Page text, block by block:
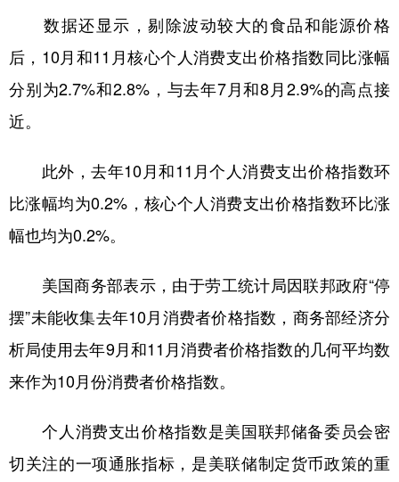
浙江 安徽 福建 江西
山东 河南 湖北 湖南
陕西 甘肃 青海 宁夏
新疆
English Español Français عربى
Русский язык
数据还显示，剔除波动较大的食品和能源价格
后，10月和11月核心个人消费支出价格指数同比涨幅
分别为2.7%和2.8%，与去年7月和8月2.9%的高点接
近。
此外，去年10月和11月个人消费支出价格指数环
比涨幅均为0.2%，核心个人消费支出价格指数环比涨
幅也均为0.2%。
美国商务部表示，由于劳工统计局因联邦政府“停
摆”未能收集去年10月消费者价格指数，商务部经济分
析局使用去年9月和11月消费者价格指数的几何平均数
来作为10月份消费者价格指数。
个人消费支出价格指数是美国联邦储备委员会密
切关注的一项通胀指标，是美联储制定货币政策的重